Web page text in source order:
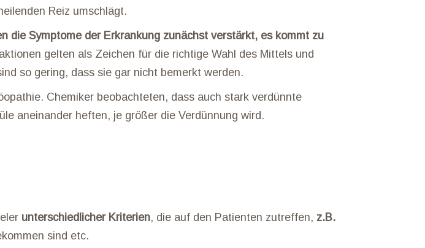
Reiz umschlägt.
die Symptome der Erkrankung zunächst verstärkt, es kommt zu
gelten als Zeichen für die richtige Wahl des Mittels und
so gering, dass sie gar nicht bemerkt werden.
Chemiker beobachteten, dass auch stark verdünnte
aneinander heften, je größer die Verdünnung wird.
unterschiedlicher Kriterien, die auf den Patienten zutreffen, z.B.
sind etc.